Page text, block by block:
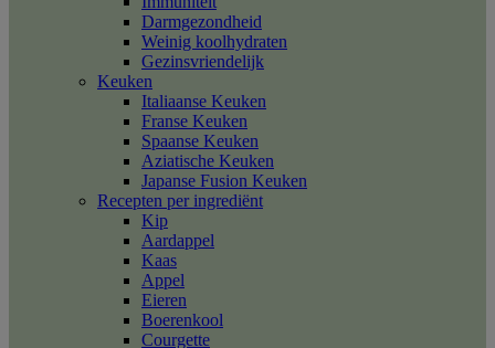
Darmgezondheid
Weinig koolhydraten
Gezinsvriendelijk
Keuken
Italiaanse Keuken
Franse Keuken
Spaanse Keuken
Aziatische Keuken
Japanse Fusion Keuken
Recepten per ingrediënt
Kip
Aardappel
Kaas
Appel
Eieren
Boerenkool
Courgette